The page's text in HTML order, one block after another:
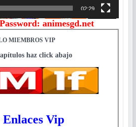
02:29
animesgd.net
MIEMBROS VIP
haz click abajo
Enlaces Vip